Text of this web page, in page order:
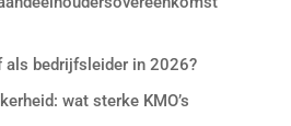
als bedrijfsleider in 2026?
wat sterke KMO’s